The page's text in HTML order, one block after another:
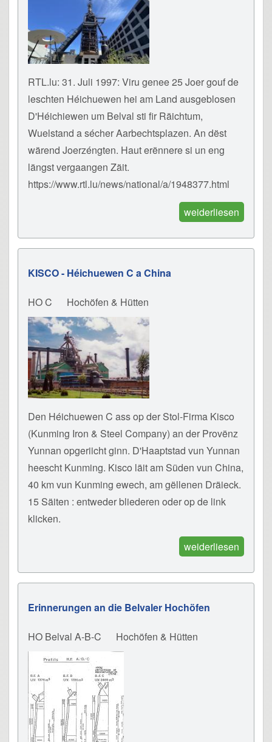
RTL.lu: 31. Juli 1997: Viru genee 25 Joer gouf de
leschten Héichuewen hei am Land ausgeblosen
D'Héichiewen um Belval sti fir Räichtum,
Wuelstand a sécher Aarbechtsplazen. An dëst
wärend Joerzéngten. Haut erënnere si un eng
längst vergaangen Zäit.
https://www.rtl.lu/news/national/a/1948377.html
weiderliesen
KISCO - Héichuewen C a China
HO C Hochöfen & Hütten
Den Héichuewen C ass op der Stol-Firma Kisco
(Kunming Iron & Steel Company) an der Provënz
Yunnan opgeriicht ginn. D'Haaptstad vun Yunnan
heescht Kunming. Kisco läit am Süden vun China,
40 km vun Kunming ewech, am gëllenen Dräieck.
15 Säiten : entweder bliederen oder op de link
klicken.
weiderliesen
Erinnerungen an die Belvaler Hochöfen
HO Belval A-B-C Hochöfen & Hütten